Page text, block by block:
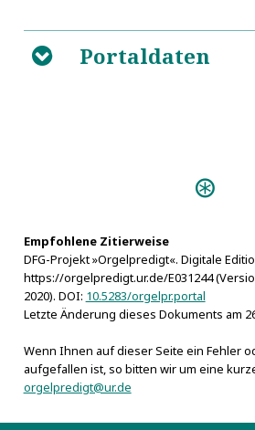
B Portaldaten
Die edle und
Die edle und
der Gläubigen (Halle 1727)
Die edle und
der Gläubigen (Halle 1735)
Berlin-Mitte, Marienkirche,
1723
Empfohlene Zitierweise
DFG-Projekt »Orgelpredigt«. Digitale
https://orgelpredigt.ur.de/E031244
2020). DOI: 10.5283/orgelpr.portal
Letzte Änderung dieses Dokuments am
Wenn Ihnen auf dieser Seite ein Fehler
aufgefallen ist, so bitten wir um eine
orgelpredigt@ur.de